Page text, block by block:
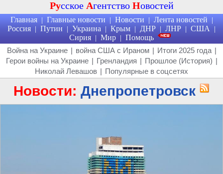
Русское Агентство Новостей
Главная | Главные новости | Новости | Лента новостей |
Россия | Путин | Украина | Крым | ДНР | ЛНР | США |
Сирия | Мир | Помощь
Война на Украине | война США с Ираном | Итоги 2025 года |
Герои войны на Украине | Гренландия | Прошлое (История) |
Николай Левашов | Популярные в соцсетях
Новости: Днепропетровск